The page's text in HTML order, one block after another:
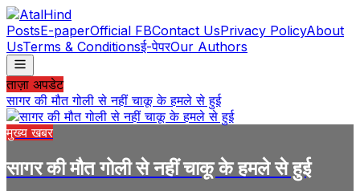
PostsE-paperOfficial FBContact UsPrivacy PolicyAbout
UsTerms & Conditionsई-पेपरOur Authors
ताज़ा अपडेट
सागर की मौत गोली से नहीं चाकू के हमले से हुई
मुख्य खबर
सागर की मौत गोली से नहीं चाकू के हमले से हुई